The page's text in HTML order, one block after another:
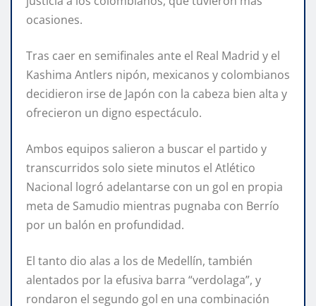
ocasiones.
Tras caer en semifinales ante el Real Madrid y el
Kashima Antlers nipón, mexicanos y colombianos
decidieron irse de Japón con la cabeza bien alta y
ofrecieron un digno espectáculo.
Ambos equipos salieron a buscar el partido y
transcurridos solo siete minutos el Atlético
Nacional logró adelantarse con un gol en propia
meta de Samudio mientras pugnaba con Berrío
por un balón en profundidad.
El tanto dio alas a los de Medellín, también
alentados por la efusiva barra “verdolaga”, y
rondaron el segundo gol en una combinación